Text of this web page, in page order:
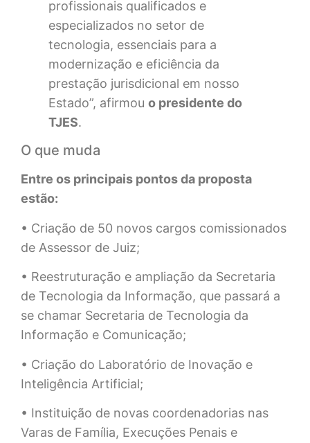
profissionais qualificados e
especializados no setor de
tecnologia, essenciais para a
modernização e eficiência da
prestação jurisdicional em nosso
Estado”, afirmou o presidente do
TJES.
O que muda
Entre os principais pontos da proposta
estão:
• Criação de 50 novos cargos comissionados
de Assessor de Juiz;
• Reestruturação e ampliação da Secretaria
de Tecnologia da Informação, que passará a
se chamar Secretaria de Tecnologia da
Informação e Comunicação;
• Criação do Laboratório de Inovação e
Inteligência Artificial;
• Instituição de novas coordenadorias nas
Varas de Família, Execuções Penais e